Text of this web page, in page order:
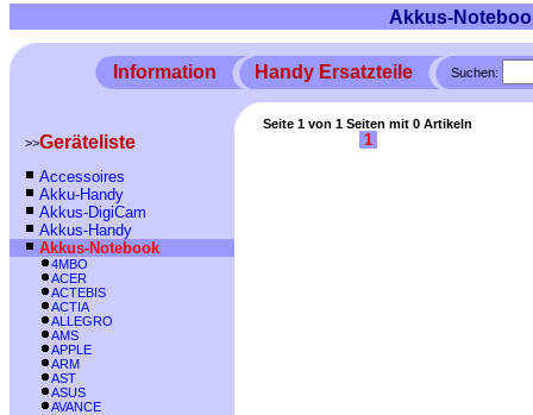
Akkus-
Information Handy Ersatzteile Suchen:
>>Geräteliste
Accessoires
Akku-Handy
Akkus-DigiCam
Akkus-Handy
Akkus-Notebook
4MBO
ACER
ACTEBIS
ACTIA
ALLEGRO
AMS
APPLE
ARM
AST
ASUS
AVANCE
Seite 1 von 1 Seiten mit 0 Artikeln
1